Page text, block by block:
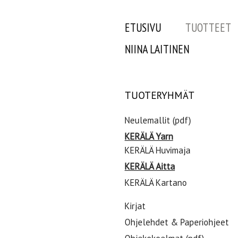
ETUSIVU TUOTTEET
NIINA LAITINEN
TUOTERYHMÄT
Neulemallit (pdf)
KERÄLÄ Yarn
KERÄLÄ Huvimaja
KERÄLÄ Aitta
KERÄLÄ Kartano
Kirjat
Ohjelehdet & Paperiohjeet